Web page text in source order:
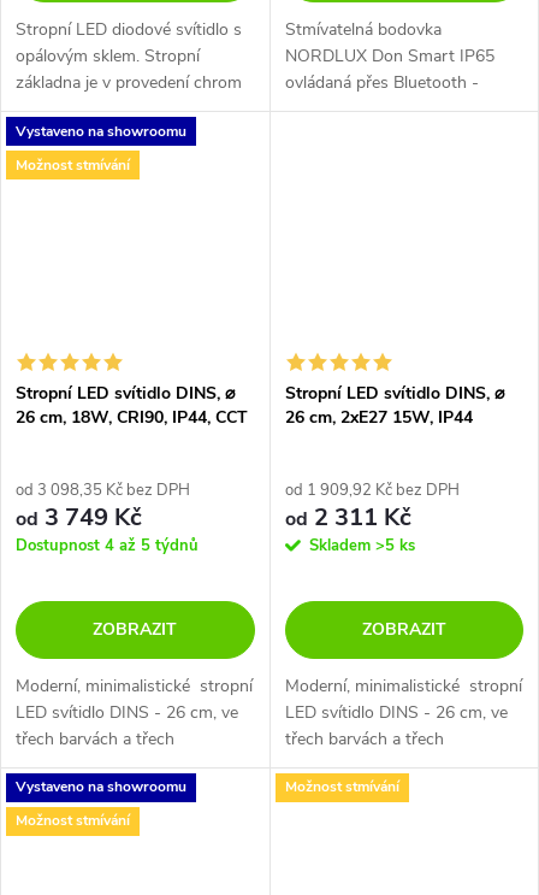
Stropní LED diodové svítidlo s
opálovým sklem. Stropní
základna je v provedení chrom
nebo matný nikl. Díky
vysokému stupni krytí IP44 je
svítidlo vhodné do vlhkého
Stmívatelná bodovka
NORDLUX Don Smart IP65
ovládaná přes Bluetooth -
kartáčovaný nikl, černá nebo
Vystaveno na showroomu
Možnost stmívání
Stropní LED svítidlo DINS, ⌀
26 cm, 18W, CRI90, IP44, CCT
od 3 098,35 Kč bez DPH
od 3 749 Kč
Dostupnost 4 až 5 týdnů
ZOBRAZIT
Moderní, minimalistické stropní
LED svítidlo DINS - 26 cm, ve
třech barvách a třech
velikostech, s krytím IP 44 s
možností stmívání.
Stropní LED svítidlo DINS, ⌀
26 cm, 2xE27 15W, IP44
od 1 909,92 Kč bez DPH
od 2 311 Kč
Skladem >5 ks
ZOBRAZIT
Moderní, minimalistické stropní
LED svítidlo DINS - 26 cm, ve
třech barvách a třech
velikostech, s krytím IP44, bez
možnosti stmívání.
Vystaveno na showroomu
Možnost stmívání
Možnost stmívání